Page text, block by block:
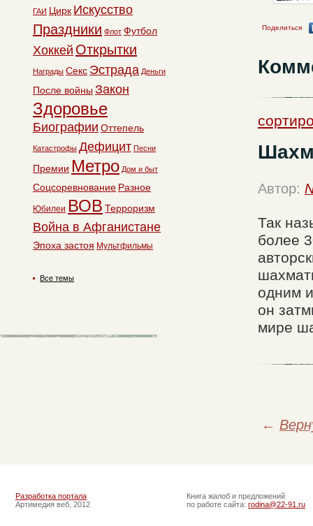
Поделиться
Автор:
Так
более
одним
он
мире
←
ГАИ Цирк Искусство
Праздники Флот Футбол
Хоккей Открытки
Награды Секс Эстрада Деньги
После войны Закон
Здоровье
Биографии Оттепель
Катастрофы Дефицит Песни
Премии Метро Дом и быт
Соцсоревнование Разное
Юбилеи ВОВ Терроризм
Война в Афганистане
Эпоха застоя Мультфильмы
Все темы
Разработка портала
Артимедия веб, 2012
Книга жалоб и предложений
по работе сайта: rodina@22-91.ru